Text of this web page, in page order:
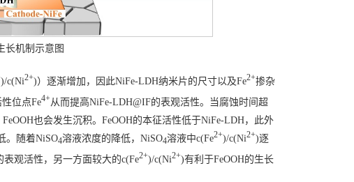
长机制示意图
)/c(Ni2+)）逐渐增加，因此NiFe-LDH纳米片的尺寸以及Fe2+掺杂
位点Fe4+从而提高NiFe-LDH@IF的表观活性。当腐蚀时间超
也会发生沉积。FeOOH的本征活性低于NiFe-LDH，此外
。随着NiSO4溶液浓度的降低，NiSO4溶液中c(Fe2+)/c(Ni2+)逐
观活性，另一方面较大的c(Fe2+)/c(Ni2+)有利于FeOOH的生长